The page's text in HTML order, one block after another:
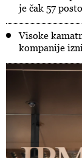
je čak 57
Visoke
kompanije